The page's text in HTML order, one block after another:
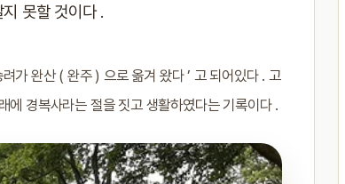
못할 것이다 .
가 완산 ( 완주 ) 으로 옮겨 왔다 ’ 고 되어있다 . 고
에 경복사라는 절을 짓고 생활하였다는 기록이다 .